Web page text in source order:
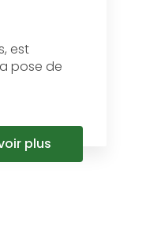
est
pose de
plus